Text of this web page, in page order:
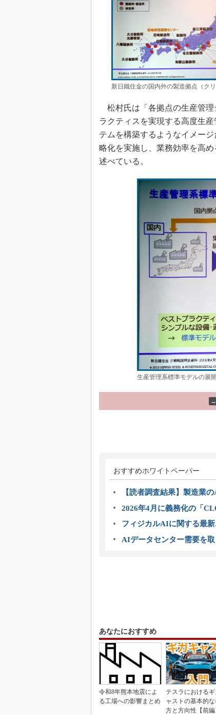
新日鐵住金の国内外の製造拠点（ク
松村氏は「各拠点の生産管理
ラクティスを実現する高度生
テムを構築するようなイメー
略化を実施し、業務効率を高
述べている。
生産管理系標準モデルの展
→
おすすめホワイトペーパー
【読者調査結果】製造業
2026年4月に義務化の「
フィジカルAIに関する最新
AIデータセンター需要を
あなたにおすすめ
令和8年熊本地震によ
る工場への影響まとめ
テスラにおけるギ
ャストの基本的な
方と方向性【前編